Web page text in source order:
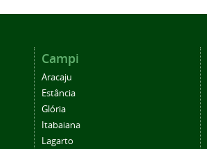
Campi
Aracaju
Estância
Glória
Itabaiana
Lagarto